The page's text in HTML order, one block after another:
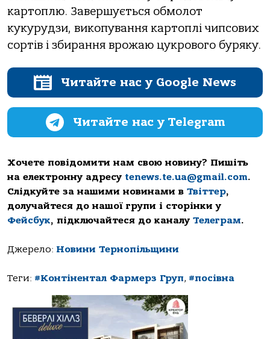
картоплю. Завершується обмолот
кукурудзи, викопування картоплі чипсових
сортів і збирання врожаю цукрового буряку.
Читайте нас у Google News
Читайте нас у Telegram
Хочете повідомити нам свою новину? Пишіть
на електронну адресу tenews.te.ua@gmail.com.
Слідкуйте за нашими новинами в Твіттер,
долучайтеся до нашої групи і сторінки у
Фейсбук, підключайтеся до каналу Телеграм.
Джерело: Новини Тернопільщини
Теги: #Контінентал Фармерз Груп, #посівна